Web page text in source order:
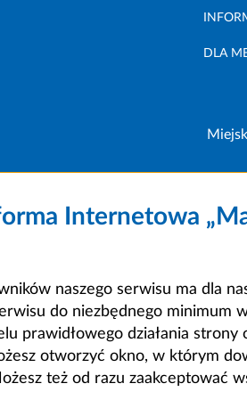
DLA
Internetowa
naszego serwisu ma dla
do niezbędnego minimum
prawidłowego działania
otworzyć okno, w którym
też od razu zaakceptować